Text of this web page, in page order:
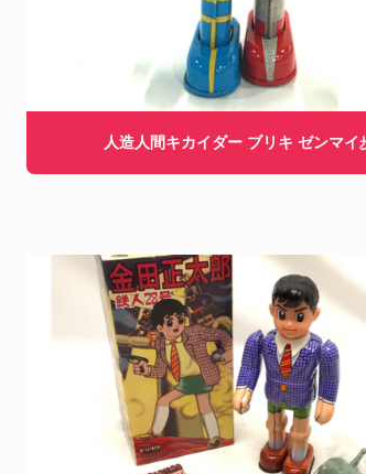
人造人間キカイダー ブリキ ゼンマイ